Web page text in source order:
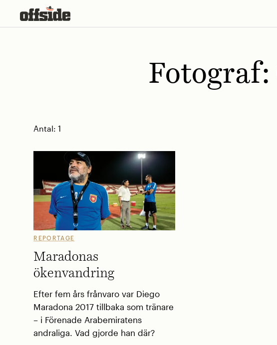
Fotograf:
Antal:1
REPORTAGE
Maradonas
ökenvandring
Efter fem års frånvaro var Diego
Maradona 2017 tillbaka som tränare
– i Förenade Arabemiratens
andraliga. Vad gjorde han där?